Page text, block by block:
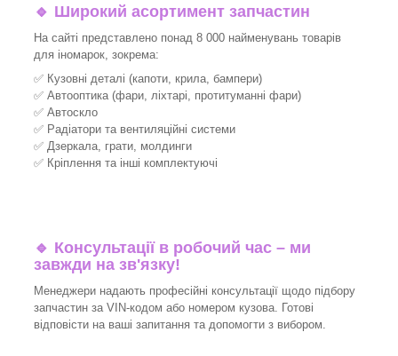
🔹 Широкий асортимент запчастин
На сайті представлено понад 8 000 найменувань товарів
для іномарок, зокрема:
✅ Кузовні деталі (капоти, крила, бампери)
✅ Автооптика (фари, ліхтарі, протитуманні фари)
✅ Автоскло
✅ Радіатори та вентиляційні системи
✅ Дзеркала, грати, молдинги
✅ Кріплення та інші комплектуючі
🔹 Консультації в робочий час – ми
завжди на зв'язку!
Менеджери надають професійні консультації щодо підбору
запчастин за VIN-кодом або номером кузова. Готові
відповісти на ваші запитання та допомогти з вибором.